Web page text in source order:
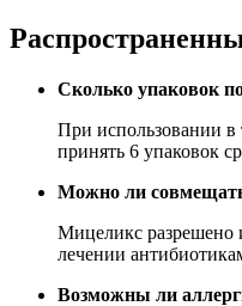
Сколько упаковок
При использовании в
принять 6 упаковок
Можно ли
Мицеликс разрешено
лечении
Возможны ли